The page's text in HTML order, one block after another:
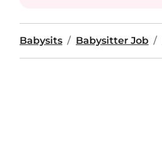
Babysits Babysitter Job